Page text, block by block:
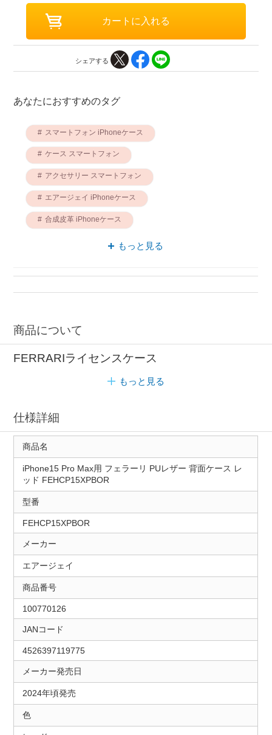
シェアする
あなたにおすすめのタグ
スマートフォン iPhoneケース
ケース スマートフォン
アクセサリー スマートフォン
エアージェイ iPhoneケース
合成皮革 iPhoneケース
エアージェイ ケース
もっと見る
商品について
FERRARIライセンスケース
もっと見る
仕様詳細
商品名
iPhone15 Pro Max用 フェラーリ PUレザー 背面ケース レ
ッド FEHCP15XPBOR
型番
FEHCP15XPBOR
メーカー
エアージェイ
商品番号
100770126
JANコード
4526397119775
メーカー発売日
2024年頃発売
色